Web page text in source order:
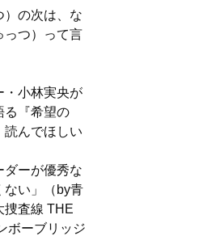
）の次は、な
っつ）って言
・小林実央が
る『希望の
読んでほしい
ダーが優秀な
ない」（by青
捜査線 THE
ボーブリッジ